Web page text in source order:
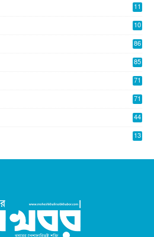
11
10
86
85
71
71
44
13